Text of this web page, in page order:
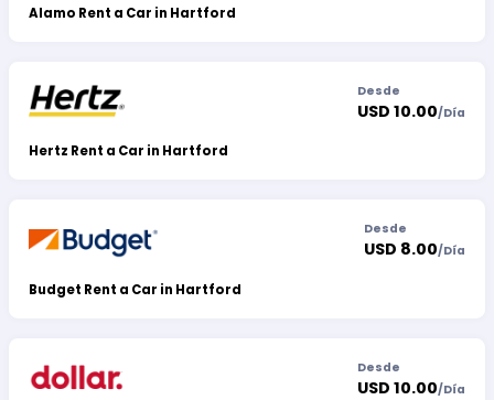
Alamo Rent a Car in Hartford
Hertz Rent a Car in Hartford
Desde
USD 10.00/Día
Budget Rent a Car in Hartford
Desde
USD 8.00/Día
Desde
USD 10.00/Día